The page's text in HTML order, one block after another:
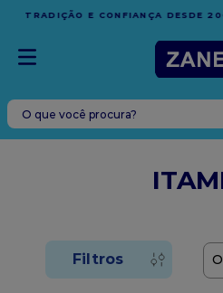
FRETE GRÁTIS
EM COMPRAS
ESPÍRITO SANTO
O que você procura?
TERMOS MAIS BUSCADOS
vela
bala